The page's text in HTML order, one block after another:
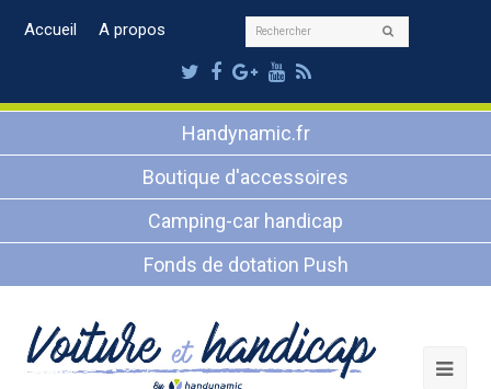
Accueil A propos Rechercher
Twitter
Facebook
Google
Plus
Youtube
RSS
Handynamic.fr
Boutique d'accessoires
Camping-car handicap
Fonds de dotation Push